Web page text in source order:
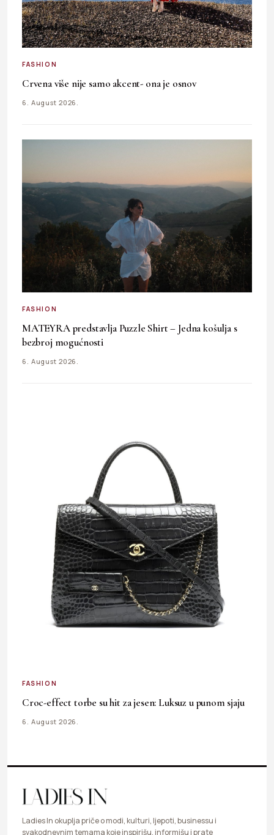
FASHION
Crvena više nije samo akcent- ona je osnov
6. August 2026.
FASHION
MATEYRA predstavlja Puzzle Shirt – Jedna košulja s
bezbroj mogućnosti
6. August 2026.
FASHION
Croc-effect torbe su hit za jesen: Luksuz u punom sjaju
6. August 2026.
Ladies In okuplja priče o modi, kulturi, ljepoti, businessu i
svakodnevnim temama koje inspirišu, informišu i prate